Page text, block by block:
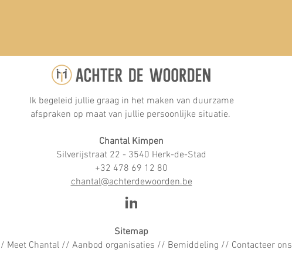
Ik begeleid jullie graag in het maken van duurzame
afspraken op maat van jullie persoonlijke situatie.
Chantal Kimpen
Silverijstraat 22 - 3540 Herk-de-Stad
+32 478 69 12 80
chantal@achterdewoorden.be
Sitemap
Meet Chantal// Aanbod organisaties // Bemiddeling // Contacteer ons